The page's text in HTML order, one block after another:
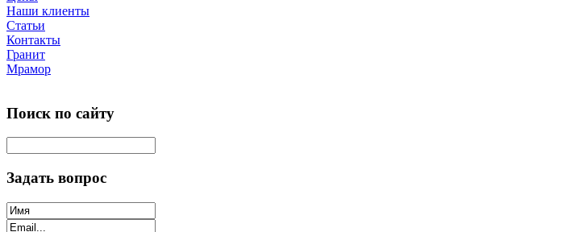
Наши клиенты
Статьи
Контакты
Гранит
Мрамор
Поиск по сайту
Задать вопрос